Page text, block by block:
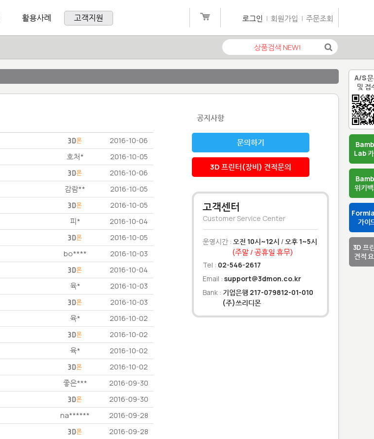
A/S
및 접
Lab
위키
가이
3D 프
견적
활용사례 고객지원 로그인 | 회원가입 | 주문조회
2016-10-06
호처* 2016-10-05
2016-10-06
감람** 2016-10-05
2016-10-05
피* 2016-10-04
2016-10-05
bo**** 2016-10-03
2016-10-04
육* 2016-10-03
2016-10-03
육* 2016-10-02
2016-10-02
육* 2016-10-02
2016-10-02
좋은*** 2016-09-30
2016-09-30
na****** 2016-09-28
2016-09-28
공지사항
문의하기
3D 프린터(장비) 견적문의
고객센터
Customer Service Center
운영시간 : 오전 10시~12시 /오후 1~5시
(주말 / 공휴일 휴무)
Tel : 02-546-2617
Email : support@3dmon.co.kr
Bank : 기업은행 217-079812-01-010
(주)쓰리디몬